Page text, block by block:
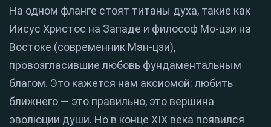
На одном фланге стоят титаны духа, такие как
Иисус Христос на Западе и философ Мо-цзи на
Востоке (современник Мэн-цзи),
провозгласившие любовь фундаментальным
благом. Это кажется нам аксиомой: любить
ближнего — это правильно, это вершина
эволюции души. Но в конце XIX века появился